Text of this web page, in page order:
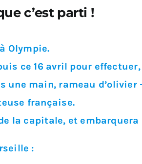
c’est parti !
Olympie.
ce 16 avril pour
main, rameau d’olivier
française.
la capitale, et
: